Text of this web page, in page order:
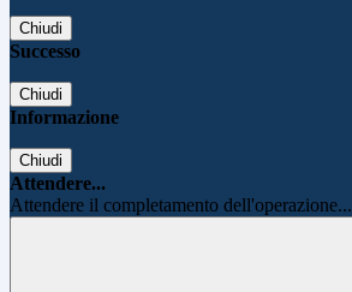
Chiudi
Successo
Chiudi
Informazione
Chiudi
Attendere...
Attendere il completamento dell'operazione...